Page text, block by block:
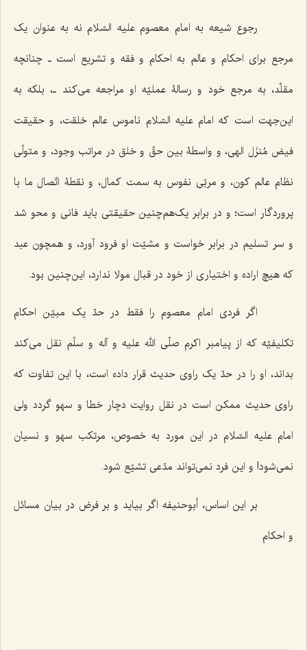
رجوع شیعه به امام معصوم علیه السّلام نه به عنوان یک
مرجع برای احکام و عالم به احکام و فقه و تشریع است‌ ـ چنانچه
مقلِّد، به مرجع خود و رسالۀ عملیّه او مراجعه می‌کند ـ، بلکه به
این‌جهت است که امام علیه السّلام ناموس عالم خلقت، و حقیقت
فیض مُنزَل الهی، و واسطۀ بین حقّ و خلق در مراتب وجود، و متولّی
نظام عالم کون، و مربّی نفوس به سمت کمال، و نقطۀ اتّصال ما با
پروردگار است؛ و در برابر یک‌هم‌چنین حقیقتی باید فانی و محو شد
و سر تسلیم در برابر خواست و مشیّت او فرود آورد، و همچون عبد
که هیچ اراده و اختیاری از خود در قبال مولا ندارد، این‌چنین بود.
اگر فردی امام معصوم را فقط در حدّ یک مبیّن احکام
تکلیفیّه که از پیامبر اکرم صلّی الله علیه و آله و سلّم نقل می‌کند
بداند، او را در حدّ یک راوی حدیث قرار داده است، با این تفاوت که
راوی حدیث ممکن است در نقل روایت دچار خطا و سهو گردد ولی
امام علیه السّلام در این مورد به خصوص، مرتکب سهو و نسیان
نمی‌شود! و این فرد نمی‌تواند مدّعی تشیّع شود.
بر این اساس، أبوحنیفه اگر بیاید و بر فرض در بیان مسائل
و احکام